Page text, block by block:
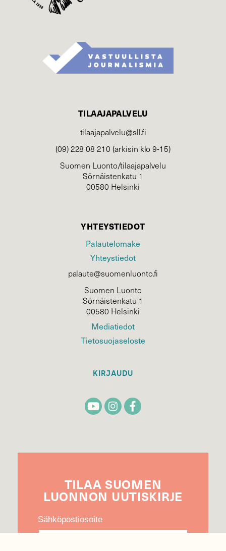
TILAAJAPALVELU
tilaajapalvelu@sll.fi
(09) 228 08 210 (arkisin klo 9-15)
Suomen Luonto/tilaajapalvelu
Sörnäistenkatu 1
00580 Helsinki
YHTEYSTIEDOT
Palautelomake
Yhteystiedot
palaute@suomenluonto.fi
Suomen Luonto
Sörnäistenkatu 1
00580 Helsinki
Mediatiedot
Tietosuojaseloste
KIRJAUDU
TILAA SUOMEN
LUONNON UUTIS­KIRJE
Sähköpostiosoite